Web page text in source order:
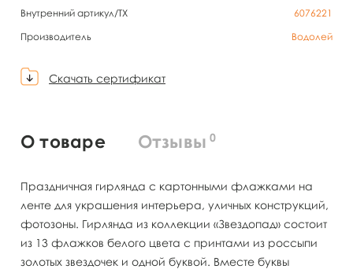
Внутренний артикул/TX
6076221
Производитель
Водолей
Скачать сертификат
О товаре Отзывы 0
Праздничная гирлянда с картонными флажками на
ленте для украшения интерьера, уличных конструкций,
фотозоны. Гирлянда из коллекции «Звездопад» состоит
из 13 флажков белого цвета с принтами из россыпи
золотых звездочек и одной буквой. Вместе буквы